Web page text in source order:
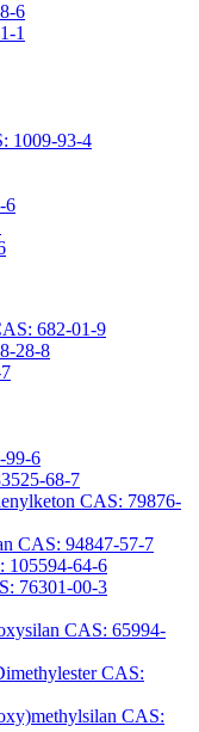
6
1
1009-93-4
6
682-01-9
28-8
99-6
68-7
CAS: 79876-
CAS: 94847-57-7
105594-64-6
76301-00-3
CAS: 65994-
CAS:
CAS: